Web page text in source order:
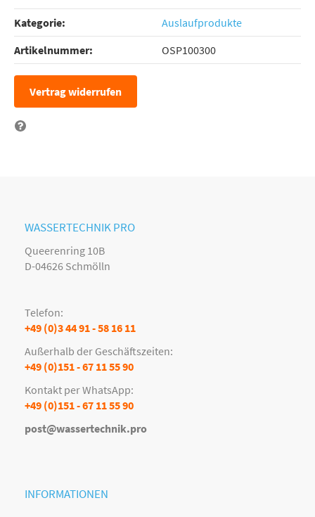
Kategorie:
Auslaufprodukte
Artikelnummer:
OSP100300
Vertrag widerrufen
WASSERTECHNIK PRO
Queerenring 10B
D-04626 Schmölln
Telefon:
+49 (0)3 44 91 - 58 16 11
Außerhalb der Geschäftszeiten:
+49 (0)151 - 67 11 55 90
Kontakt per WhatsApp:
+49 (0)151 - 67 11 55 90
post@wassertechnik.pro
INFORMATIONEN